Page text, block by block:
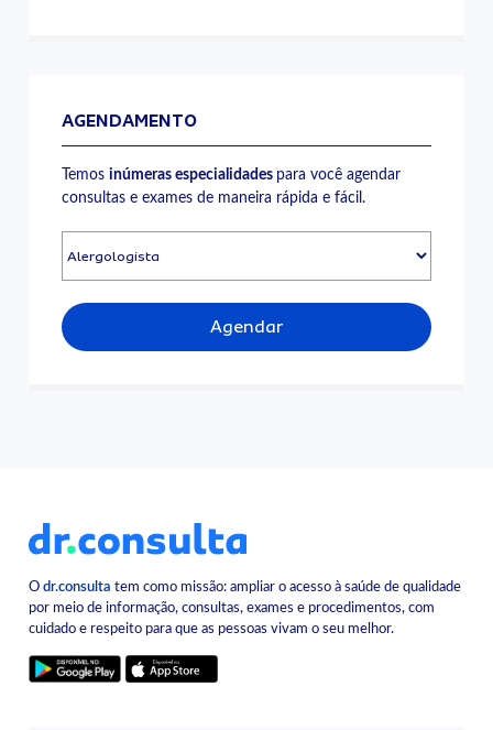
AGENDAMENTO
Temosinúmeras especialidades para você agendar
consultas e exames de maneira rápida e fácil.
Agendar
Odr.consulta tem como missão: ampliar o acesso à saúde de qualidade
por meio de informação, consultas, exames e procedimentos, com
cuidado e respeito para que as pessoas vivam o seu melhor.